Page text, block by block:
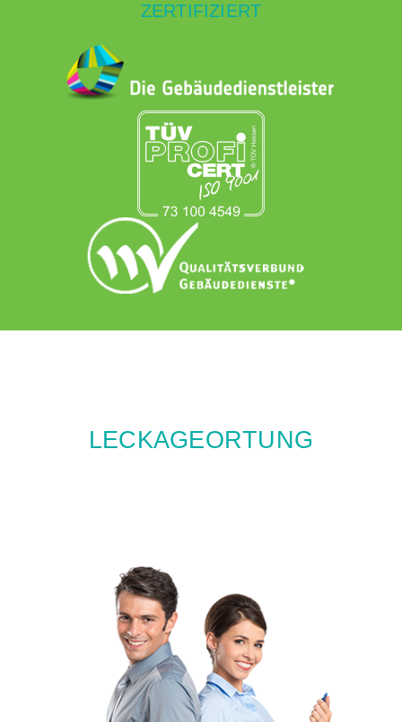
ZERTIFIZIERT
LECKAGEORTUNG